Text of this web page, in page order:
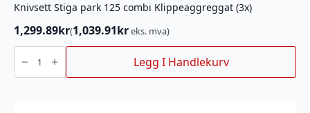
Knivsett Stiga park 125 combi Klippeaggreggat (3x)
1,299.89kr(1,039.91kreks. mva)
Knivsett
park
125
Legg I Handlekurv